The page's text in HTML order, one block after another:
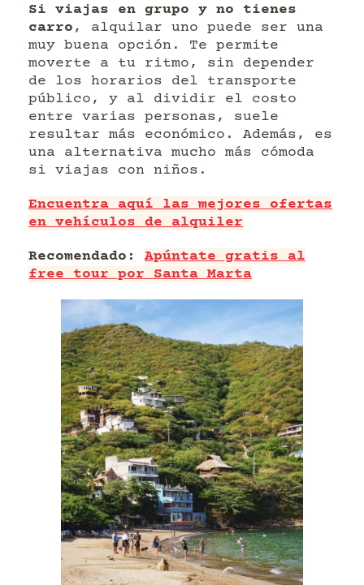
Si viajas en grupo y no tienes
carro , alquilar uno puede ser una
muy buena opción. Te permite
moverte a tu ritmo, sin depender
de los horarios del transporte
público, y al dividir el costo
entre varias personas, suele
resultar más económico. Además, es
una alternativa mucho más cómoda
si viajas con niños.
Encuentra aquí las mejores ofertas
en vehículos de alquiler
Recomendado:
Apúntate gratis al
free tour por Santa Marta